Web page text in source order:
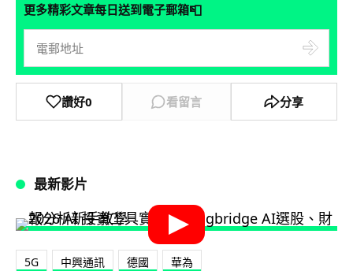
更多精彩文章每日送到電子郵箱📮
讚好0 看留言 分享
最新影片
5G 中興通訊 德國 華為